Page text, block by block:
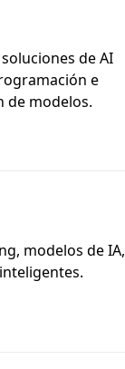
de AI
e
de modelos.
modelos de IA,